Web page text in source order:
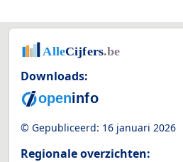
Downloads:
© Gepubliceerd: 16 januari 2026
Regionale overzichten: